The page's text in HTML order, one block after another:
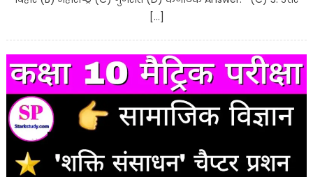
[…]